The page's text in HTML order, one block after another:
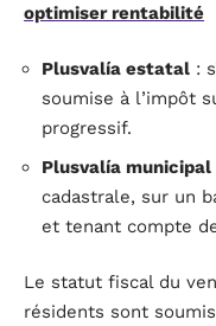
optimiser rentabilité
Plusvalía estatal :
soumise à l’impôt
progressif.
Plusvalía municipal
cadastrale, sur un
et tenant compte
Le statut fiscal du
résidents sont